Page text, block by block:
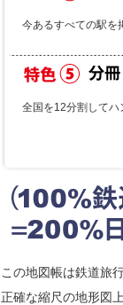
今あるすべての駅を
全国を12分割してハ
この地図帳は鉄道旅
正確な縮尺の地形図